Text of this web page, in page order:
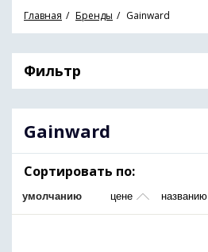
Главная Бренды Gainward
Фильтр
Gainward
Сортировать по:
умолчанию цене названию